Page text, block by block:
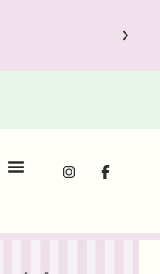
est dispo !